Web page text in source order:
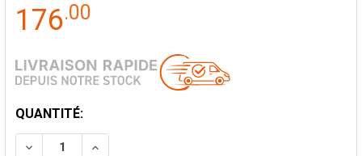
176.00
STOCK
ACTUEL:
QUANTITÉ:
DIMINUER LA QUANTITÉ DE COUDE 90° CONVESA
AUGMENTER LA QUANTITÉ DE COUDE 90°